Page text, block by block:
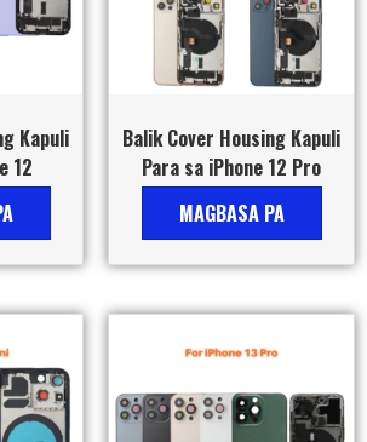
Kapuli
12
Balik Cover Housing Kapuli
Para sa iPhone 12 Pro
MAGBASA PA